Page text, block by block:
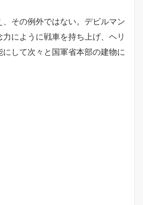
その例外ではない。デビルマン
にように戦車を持ち上げ、ヘリ
にして次々と国軍省本部の建物に